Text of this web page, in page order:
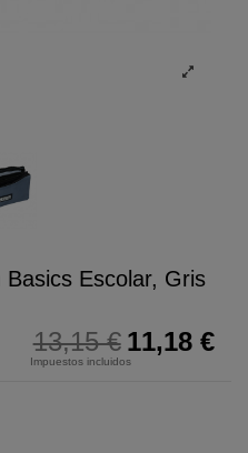
Escolar, Gris
13,15 € 11,18 €
Impuestos incluidos